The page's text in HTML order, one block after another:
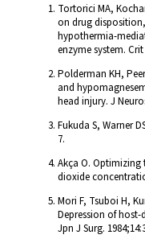
Tortorici MA,
on drug
hypothermia-
enzyme system. Crit
Polderman KH,
and
head injury. J
Fukuda S, Warner
7.
Akça O.
dioxide
Mori F, Tsuboi H,
Depression of
Jpn J Surg.